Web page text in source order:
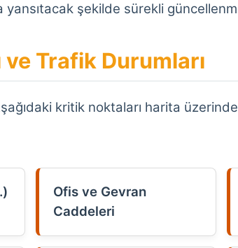
yansıtacak şekilde sürekli
ve Trafik Durumları
kritik noktaları harita
Ofis ve Gevran
Caddeleri